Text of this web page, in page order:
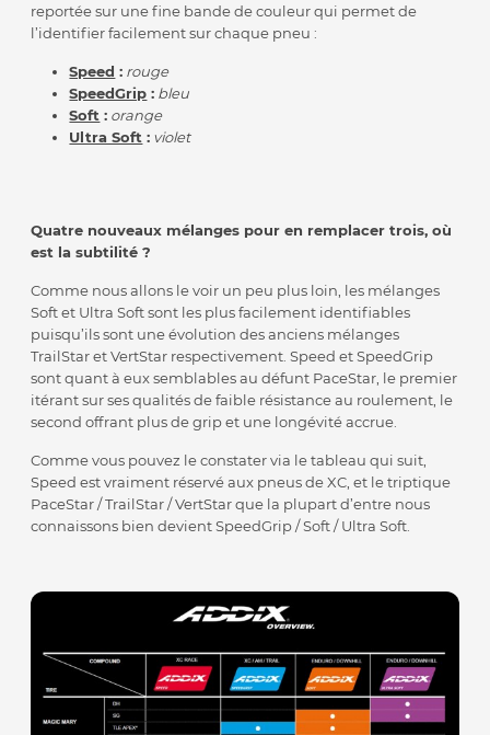
reportée sur une fine bande de couleur qui permet de
l’identifier facilement sur chaque pneu :
Speed : rouge
SpeedGrip : bleu
Soft : orange
Ultra Soft : violet
Quatre nouveaux mélanges pour en remplacer trois, où
est la subtilité ?
Comme nous allons le voir un peu plus loin, les mélanges
Soft et Ultra Soft sont les plus facilement identifiables
puisqu’ils sont une évolution des anciens mélanges
TrailStar et VertStar respectivement. Speed et SpeedGrip
sont quant à eux semblables au défunt PaceStar, le premier
itérant sur ses qualités de faible résistance au roulement, le
second offrant plus de grip et une longévité accrue.
Comme vous pouvez le constater via le tableau qui suit,
Speed est vraiment réservé aux pneus de XC, et le triptique
PaceStar / TrailStar / VertStar que la plupart d’entre nous
connaissons bien devient SpeedGrip / Soft / Ultra Soft.